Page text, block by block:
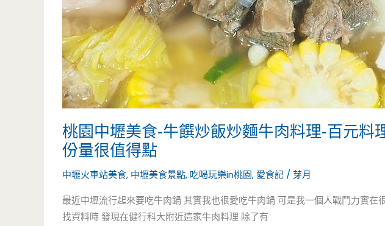
品
酸
辣
湯
喝
順
口
料
桃園中壢美食-牛饌炒飯炒麵牛肉料理-百元料
份量很值得點
中壢火車站美食, 中壢美食景點, 吃喝玩樂in桃園, 愛食記 /芽月
最近中壢流行起來要吃牛肉鍋 其實我也很愛吃牛肉鍋 可是我一個人戰鬥力實在
找資料時 發現在健行科大附近這家牛肉料理 除了有